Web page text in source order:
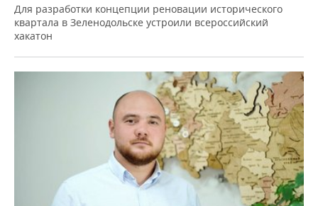
Для разработки концепции реновации исторического
квартала в Зеленодольске устроили всероссийский
хакатон